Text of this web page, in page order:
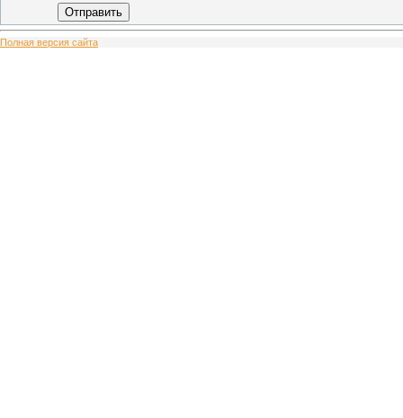
Отправить
Полная версия сайта